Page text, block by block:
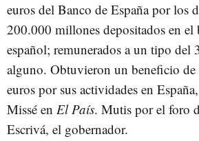
euros del Banco de España por los
200.000 millones depositados en el
español; remunerados a un tipo del
alguno. Obtuvieron un beneficio
euros por sus actividades en
Missé en El País. Mutis por el foro
Escrivá, el gobernador.